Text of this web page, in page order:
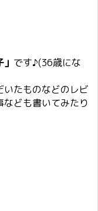
です♪(36歳にな
たものなどのレビ
ども書いてみたり